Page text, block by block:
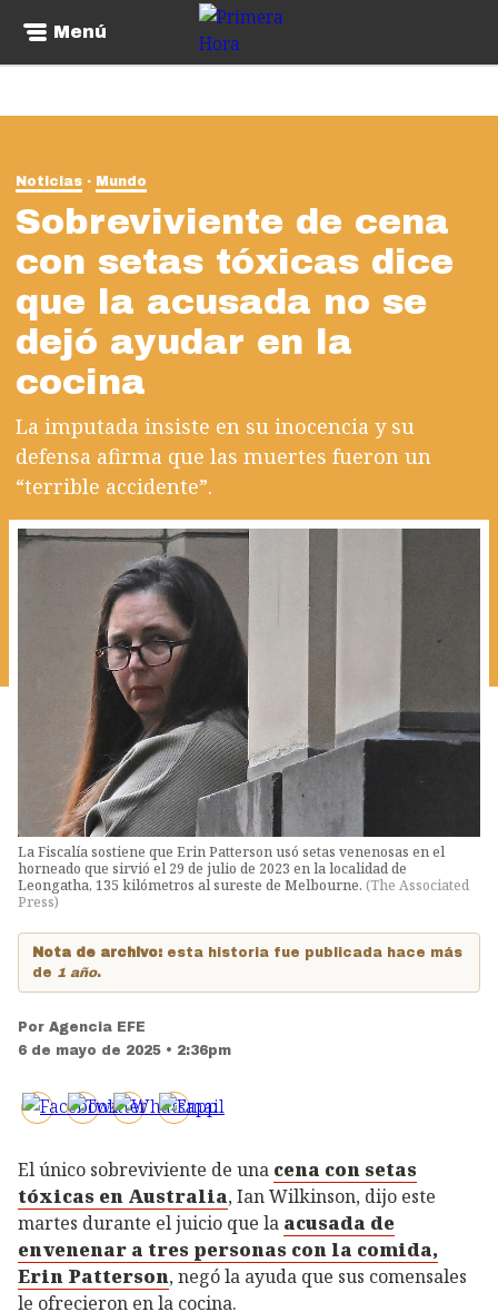
Menú
Noticias Mundo
Sobreviviente de cena
con setas tóxicas dice
que la acusada no se
dejó ayudar en la
cocina
La imputada insiste en su inocencia y su
defensa afirma que las muertes fueron un
“terrible accidente”.
La Fiscalía sostiene que Erin Patterson usó setas venenosas en el
horneado que sirvió el 29 de julio de 2023 en la localidad de
Leongatha, 135 kilómetros al sureste de Melbourne. (The Associated
Press)
Nota de archivo: esta historia fue publicada hace más
de 1 año.
Por Agencia EFE
6 de mayo de 2025 • 2:36pm
El único sobreviviente de una cena con setas
tóxicas en Australia, Ian Wilkinson, dijo este
martes durante el juicio que la acusada de
envenenar a tres personas con la comida,
Erin Patterson, negó la ayuda que sus comensales
le ofrecieron en la cocina.